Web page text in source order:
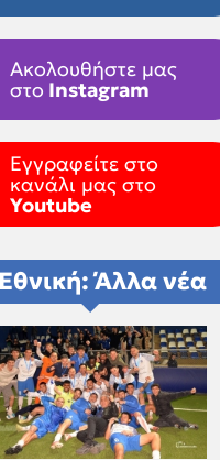
Ακολουθήστε μας
στο Instagram
Εγγραφείτε στο
κανάλι μας στο
Youtube
Άλλα νέα